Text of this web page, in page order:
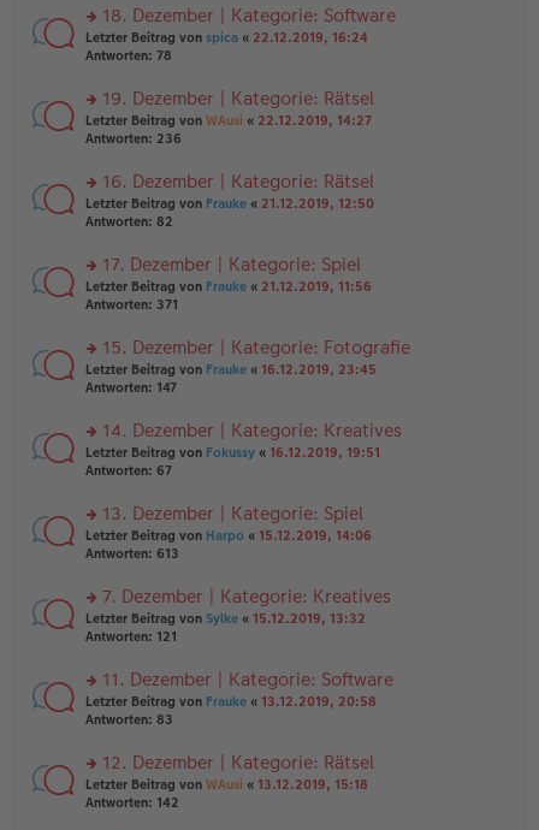
tr
a
g
e
n
er
tr
a
g
n
g
el
e
n
er
tr
a
g
rs
te
n
g
el
e
n
er
tr
a
g
18. Dezember | Kategorie: Software
Letzter Beitrag von spica « 22.12.2019, 16:24
Antworten: 78
rs
te
n
g
el
e
n
er
tr
a
g
19. Dezember | Kategorie: Rätsel
Letzter Beitrag von WAusi « 22.12.2019, 14:27
Antworten: 236
rs
te
n
g
el
e
n
er
tr
a
g
16. Dezember | Kategorie: Rätsel
Letzter Beitrag von Frauke « 21.12.2019, 12:50
Antworten: 82
rs
te
n
g
el
e
n
er
tr
a
g
17. Dezember | Kategorie: Spiel
Letzter Beitrag von Frauke « 21.12.2019, 11:56
Antworten: 371
rs
te
n
g
el
e
n
er
tr
a
g
15. Dezember | Kategorie: Fotografie
Letzter Beitrag von Frauke « 16.12.2019, 23:45
Antworten: 147
rs
te
n
g
el
e
n
er
tr
a
g
14. Dezember | Kategorie: Kreatives
Letzter Beitrag von Fokussy « 16.12.2019, 19:51
Antworten: 67
rs
te
n
g
el
e
n
er
tr
a
g
13. Dezember | Kategorie: Spiel
Letzter Beitrag von Harpo « 15.12.2019, 14:06
Antworten: 613
rs
te
n
g
el
e
n
er
7. Dezember | Kategorie: Kreatives
Letzter Beitrag von Sylke « 15.12.2019, 13:32
Antworten: 121
rs
te
n
g
el
11. Dezember | Kategorie: Software
Letzter Beitrag von Frauke « 13.12.2019, 20:58
Antworten: 83
rs
te
12. Dezember | Kategorie: Rätsel
Letzter Beitrag von WAusi « 13.12.2019, 15:18
Antworten: 142